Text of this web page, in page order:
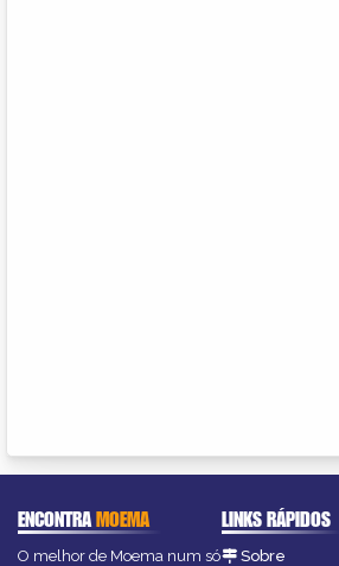
ENCONTRAMOEMA
O melhor de Moema num só
LINKS RÁPIDOS
Sobre